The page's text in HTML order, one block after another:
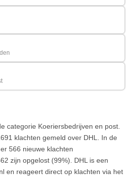
categorie Koeriersbedrijven en post.
klachten gemeld over DHL. In de
566 nieuwe klachten
zijn opgelost (99%). DHL is een
en reageert direct op klachten via het